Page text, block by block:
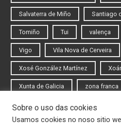
Salvaterra de Miño Santiago
Tomiño Tui valença
Vigo Vila Nova de Cerveira
Xosé González Martínez
Xunta de Galicia zona franca
Iniciar sesión
Sobre o uso das cookies
Usamos cookies no noso sitio